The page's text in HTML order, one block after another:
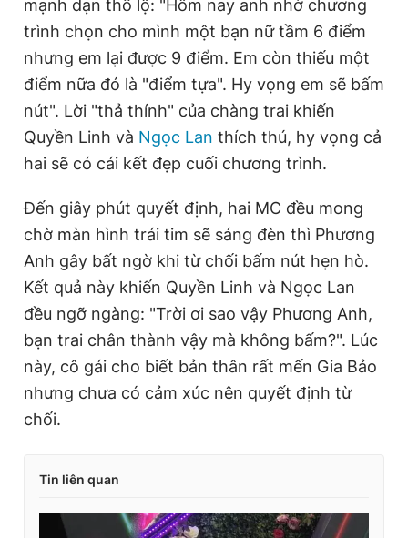
mạnh dạn thổ lộ: "Hôm nay anh nhờ chương
trình chọn cho mình một bạn nữ tầm 6 điểm
nhưng em lại được 9 điểm. Em còn thiếu một
điểm nữa đó là "điểm tựa". Hy vọng em sẽ bấm
nút". Lời "thả thính" của chàng trai khiến
Quyền Linh và Ngọc Lan thích thú, hy vọng cả
hai sẽ có cái kết đẹp cuối chương trình.
Đến giây phút quyết định, hai MC đều mong
chờ màn hình trái tim sẽ sáng đèn thì Phương
Anh gây bất ngờ khi từ chối bấm nút hẹn hò.
Kết quả này khiến Quyền Linh và Ngọc Lan
đều ngỡ ngàng: "Trời ơi sao vậy Phương Anh,
bạn trai chân thành vậy mà không bấm?". Lúc
này, cô gái cho biết bản thân rất mến Gia Bảo
nhưng chưa có cảm xúc nên quyết định từ
chối.
Tin liên quan